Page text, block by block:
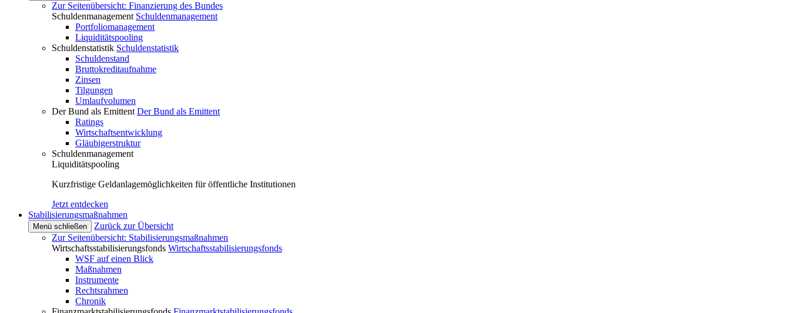
Zur Seitenübersicht: Finanzierung des Bundes
Schuldenmanagement Schuldenmanagement
Portfoliomanagement
Liquiditätspooling
Schuldenstatistik Schuldenstatistik
Schuldenstand
Bruttokreditaufnahme
Zinsen
Tilgungen
Umlaufvolumen
Der Bund als Emittent Der Bund als Emittent
Ratings
Wirtschaftsentwicklung
Gläubigerstruktur
Schuldenmanagement
Liquiditätspooling
Kurzfristige Geldanlagemöglichkeiten für öffentliche Institutionen
Jetzt entdecken
Stabilisierungsmaßnahmen
Menü schließen
Zurück zur Übersicht
Zur Seitenübersicht: Stabilisierungsmaßnahmen
Wirtschaftsstabilisierungsfonds Wirtschaftsstabilisierungsfonds
WSF auf einen Blick
Maßnahmen
Instrumente
Rechtsrahmen
Chronik